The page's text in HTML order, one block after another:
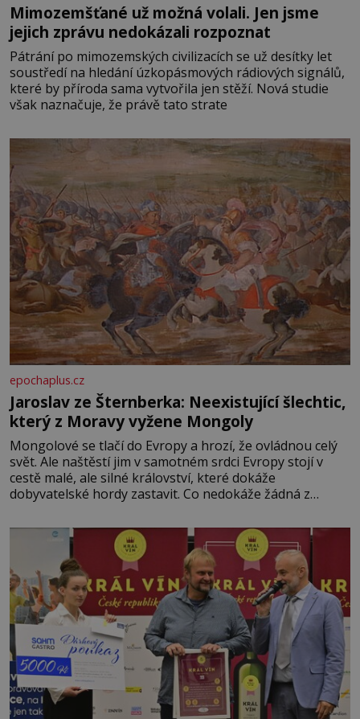
Mimozemšťané už možná volali. Jen jsme
jejich zprávu nedokázali rozpoznat
Pátrání po mimozemských civilizacích se už desítky let
soustředí na hledání úzkopásmových rádiových signálů,
které by příroda sama vytvořila jen stěží. Nová studie
však naznačuje, že právě tato strate
epochaplus.cz
Jaroslav ze Šternberka: Neexistující šlechtic,
který z Moravy vyžene Mongoly
Mongolové se tlačí do Evropy a hrozí, že ovládnou celý
svět. Ale naštěstí jim v samotném srdci Evropy stojí v
cestě malé, ale silné království, které dokáže
dobyvatelské hordy zastavit. Co nedokáže žádná z
král. Nebo že by ne? Mongolové od roku 1223 postupují
podél Kaspického a Azovského moře,